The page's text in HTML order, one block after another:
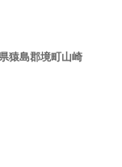
猿島郡境町山崎